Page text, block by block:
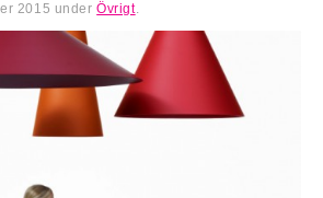
2015 underÖvrigt.